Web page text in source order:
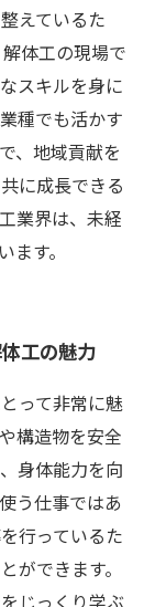
えているた
体工の現場で
スキルを身に
種でも活かす
、地域貢献を
に成長できる
業界は、未経
す。
工の魅力
って非常に魅
構造物を安全
身体能力を向
う仕事ではあ
行っているた
ができます。
じっくり学ぶ